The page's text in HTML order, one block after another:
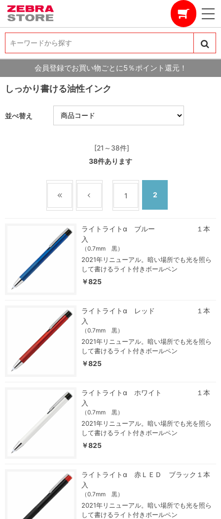
キーワードから探す
キーワードから探す
会員登録でお買い物ごとに5％ポイント還元！
しっかり書ける油性インク
並べ替え
[21～38件]
38件あります
1 2
ライトライトα ブルー １本
入
（0.7mm 黒）
2021年リニューアル。暗い場所でも光を照ら
して書けるライト付きボールペン
￥825
ライトライトα レッド １本
入
（0.7mm 黒）
2021年リニューアル。暗い場所でも光を照ら
して書けるライト付きボールペン
￥825
ライトライトα ホワイト １本
入
（0.7mm 黒）
2021年リニューアル。暗い場所でも光を照ら
して書けるライト付きボールペン
￥825
ライトライトα 赤ＬＥＤ ブラック１本
入
（0.7mm 黒）
2021年リニューアル。暗い場所でも光を照ら
して書けるライト付きボールペン